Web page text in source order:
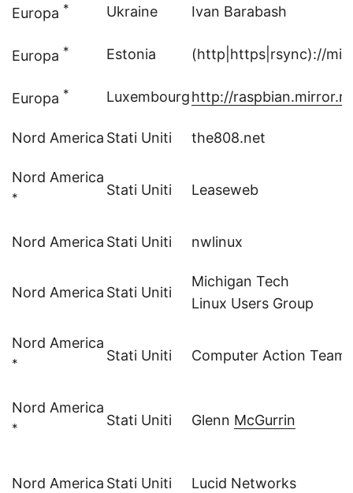
Europa * Ukraine Ivan Barabash
Europa * Estonia (http|https|rsync)://
Europa * Luxembourghttp://
Nord America Stati Uniti the808.net
Nord America
* Stati Uniti Leaseweb
Nord America Stati Uniti nwlinux
Nord America Stati Uniti
Michigan Tech
Linux Users Group
Nord America
* Stati Uniti Computer Action
Nord America
* Stati Uniti Glenn McGurrin
Nord America Stati Uniti Lucid Networks